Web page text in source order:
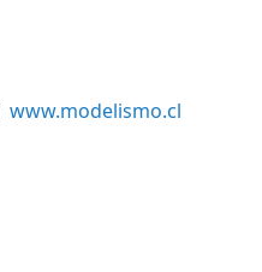
www.modelismo.cl